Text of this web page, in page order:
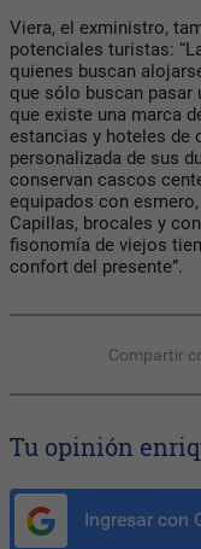
Viera, el exministro,
potenciales turistas:
quienes buscan
que sólo buscan pasar
que existe una marca
estancias y hoteles de
personalizada de sus
conservan cascos
equipados con
Capillas, brocales y
fisonomía de viejos
confort del presente”.
Compartir
Tu opinión
Ingresar con